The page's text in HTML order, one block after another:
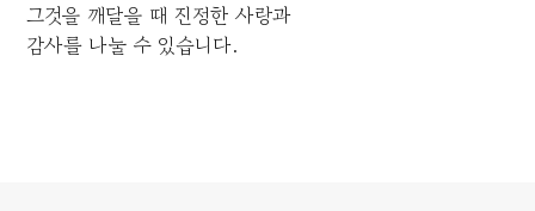
그것을 깨달을 때 진정한 사랑과
감사를 나눌 수 있습니다.